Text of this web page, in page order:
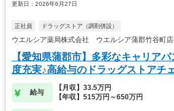
更新日：2026年6月27日
正社員 ドラッグストア（調剤併設）
ウエルシア薬局株式会社 ウエルシア蒲郡竹谷町店
【愛知県蒲郡市】多彩なキャリア
度充実♪高給与のドラッグストアチ
給与
【月収】33.5万円
【年収】515万円～650万円